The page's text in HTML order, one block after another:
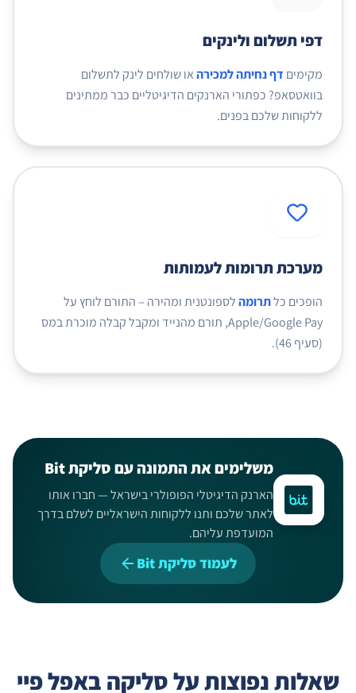
דפי תשלום ולינקים
מקימים דף נחיתה למכירהאו שולחים לינק לתשלום
בוואטסאפ? כפתורי הארנקים הדיגיטליים כבר ממתינים
ללקוחות שלכם בפנים.
מערכת תרומות לעמותות
הופכים כלתרומהלספונטנית ומהירה – התורם לוחץ על
Apple/Google Pay, תורם מהנייד ומקבל קבלה מוכרת במס
(סעיף 46).
משלימים את התמונה עם סליקת Bit
הארנק הדיגיטלי הפופולרי בישראל — חברו אותו
לאתר שלכם ותנו ללקוחות הישראליים לשלם בדרך
המועדפת עליהם.
לעמוד סליקת Bit
שאלות נפוצות על סליקה באפל פיי